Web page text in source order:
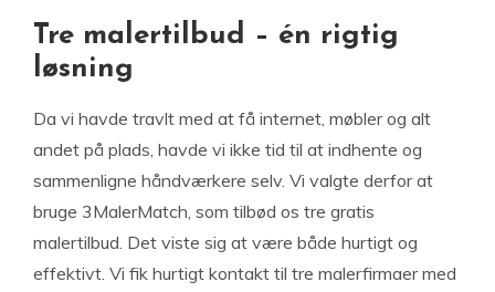
Tre malertilbud – én rigtig
løsning
Da vi havde travlt med at få internet, møbler og alt
andet på plads, havde vi ikke tid til at indhente og
sammenligne håndværkere selv. Vi valgte derfor at
bruge 3MalerMatch, som tilbød os tre gratis
malertilbud. Det viste sig at være både hurtigt og
effektivt. Vi fik hurtigt kontakt til tre malerfirmaer med